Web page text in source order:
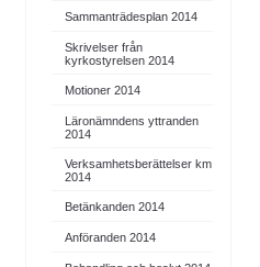
Sammanträdesplan 2014
Skrivelser från
kyrkostyrelsen 2014
Motioner 2014
Läronämndens yttranden
2014
Verksamhetsberättelser km
2014
Betänkanden 2014
Anföranden 2014